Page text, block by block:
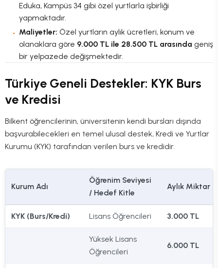
Eduka, Kampüs 34 gibi özel yurtlarla işbirliği
yapmaktadır.
Maliyetler: Özel yurtların aylık ücretleri, konum ve
olanaklara göre 9.000 TL ile 28.500 TL arasında geniş
bir yelpazede değişmektedir.
Türkiye Geneli Destekler: KYK Burs
ve Kredisi
Bilkent öğrencilerinin, üniversitenin kendi bursları dışında
başvurabilecekleri en temel ulusal destek, Kredi ve Yurtlar
Kurumu (KYK) tarafından verilen burs ve kredidir.
Kurum Adı
Öğrenim Seviyesi
/ Hedef Kitle
Aylık Miktar
KYK (Burs/Kredi) Lisans Öğrencileri 3.000 TL
Yüksek Lisans
Öğrencileri
6.000 TL